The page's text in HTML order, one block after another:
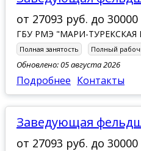
от 27093 руб. до 30000
ГБУ РМЭ "МАРИ-
Полная занятость Полный
Обновлено: 05 августа 2026
Подробнее Контакты
Заведующая
от 27093 руб. до 30000